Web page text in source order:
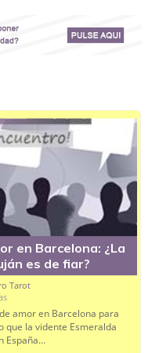
en Barcelona: ¿La
es de fiar?
Tarot
amor en Barcelona para
que la vidente Esmeralda
España...